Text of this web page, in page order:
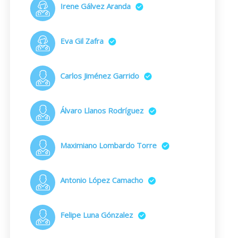
Irene Gálvez Aranda
Eva Gil Zafra
Carlos Jiménez Garrido
Álvaro Llanos Rodríguez
Maximiano Lombardo Torre
Antonio López Camacho
Felipe Luna Gónzalez